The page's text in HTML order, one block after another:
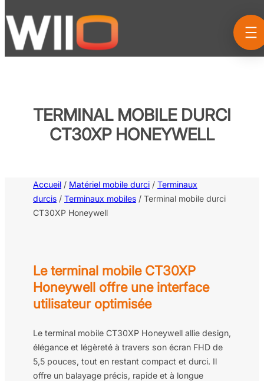
au
contenu
TERMINAL MOBILE DURCI
CT30XP HONEYWELL
Accueil / Matériel mobile durci / Terminaux
durcis / Terminaux mobiles / Terminal mobile durci
CT30XP Honeywell
Le terminal mobile CT30XP
Honeywell offre une interface
utilisateur optimisée
Le terminal mobile CT30XP Honeywell allie design,
élégance et légèreté à travers son écran FHD de
5,5 pouces, tout en restant compact et durci. Il
offre un balayage précis, rapide et à longue